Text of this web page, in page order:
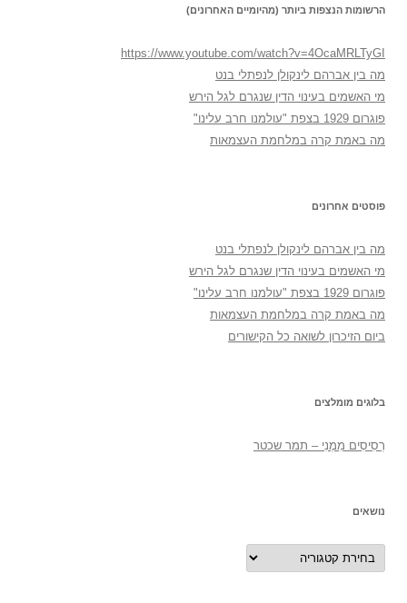
הרשומות הנצפות ביותר (מהיומיים האחרונים)
https://www.youtube.com/watch?v=4OcaMRLTyGI
מה בין אברהם לינקולן לנפתלי בנט
מי האשמים בעינוי הדין שנגרם לגל הירש
פוגרום 1929 בצפת "עולמנו חרב עלינו"
מה באמת קרה במלחמת העצמאות
פוסטים אחרונים
מה בין אברהם לינקולן לנפתלי בנט
מי האשמים בעינוי הדין שנגרם לגל הירש
פוגרום 1929 בצפת "עולמנו חרב עלינו"
מה באמת קרה במלחמת העצמאות
ביום הזיכרון לשואה כל הקישורים
בלוגים מומלצים
רְסִיסִים מִמֶנִי – תמר שכטר
נושאים
נושאים